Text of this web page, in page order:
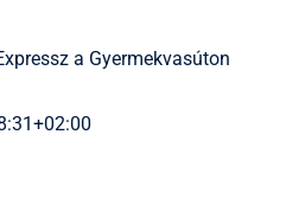
a Gyermekvasúton